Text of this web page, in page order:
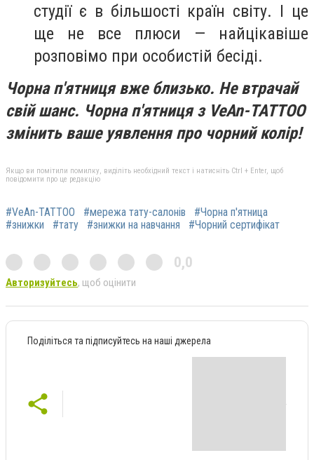
студії є в більшості країн світу. І це
ще не все плюси — найцікавіше
розповімо при особистій бесіді.
Чорна п'ятниця вже близько. Не втрачай
свій шанс. Чорна п'ятниця з VeAn-TATTOO
змінить ваше уявлення про чорний колір!
Якщо ви помітили помилку, виділіть необхідний текст і натисніть Ctrl + Enter, щоб
повідомити про це редакцію
#VeAn-TATTOO #мережа тату-салонів
#Чорна п'ятница
#знижки
#тату #знижки на навчання #Чорний сертифікат
0,0
Авторизуйтесь, щоб оцінити
Поділіться та підписуйтесь на наші джерела